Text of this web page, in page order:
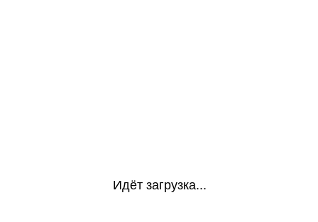
Идёт загрузка...